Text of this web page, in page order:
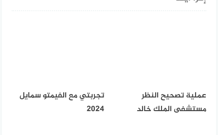
عملية تصحيح النظر
مستشفى الملك خالد
تجربتي مع الفيمتو سمايل
2024